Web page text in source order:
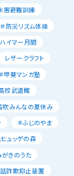
害避難訓練
＃防災リズム体操
イマー月間
レザークラフト
甲斐マンガ塾
校武道館
吹みんなの夏休み
＃ふじのやま
ュッゲの森
がきのうた
詐欺抑止装置